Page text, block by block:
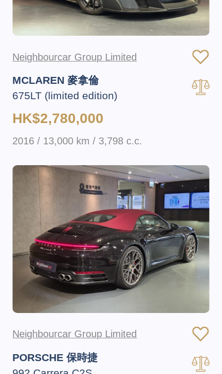
Neighbourcar Group Limited
MCLAREN 麥拿倫
675LT (limited edition)
HK$2,780,000
2016 / 13,000 km / 3,798 c.c.
Neighbourcar Group Limited
PORSCHE 保時捷